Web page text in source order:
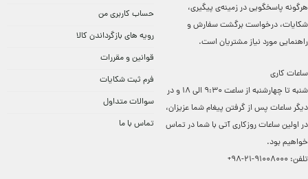
هرگونه پاسخگویی در زمینه‌ی پیگیری،
شکایات، درخواست برگشت سفارش و
راهنمایی مورد نیاز مشتریان است.
ساعات کاری
شنبه تا چهارشنبه از ساعت 9:30 الی 18 و در
دیگر ساعات ‌پس از گرفتن پیغام شما عزیزان،
در اولین ساعات روزکاری آتی با شما در تماس
خواهیم بود.
تلفن: 91008000-21-98+
حساب کاربری من
رویه های بازگرداندن کالا
قوانین و مقررات
فرم ثبت شکایات
سوالات متداول
تماس با ما